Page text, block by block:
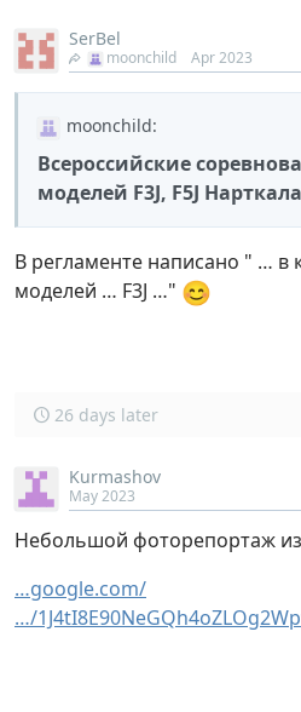
SerBel
moonchild Apr 2023
moonchild:
Всероссийские
моделей F3J, F5J
В регламенте написано " … в
моделей … F3J …" 😊
26 days later
Kurmashov
May 2023
Небольшой фоторепортаж
…google.com/
…/